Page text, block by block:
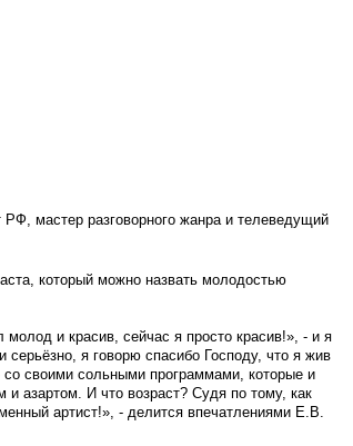
мастер разговорного жанра и телеведущий
который можно назвать молодостью
и красив, сейчас я просто красив!», - и я
я говорю спасибо Господу, что я жив
своими сольными программами, которые и
азартом. И что возраст? Судя по тому, как
артист!», - делится впечатлениями Е.В.